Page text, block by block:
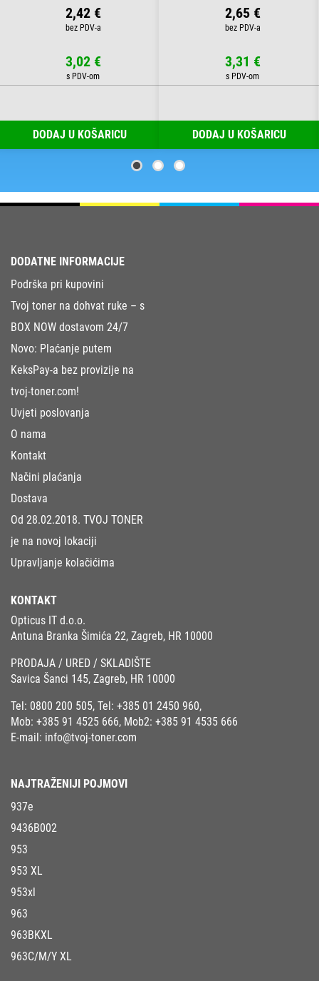
2,42 €
3,02 €
DODAJ U KOŠARICU
2,65 €
3,31 €
DODAJ U KOŠARICU
DODATNE INFORMACIJE
Podrška pri kupovini
Tvoj toner na dohvat ruke – s
BOX NOW dostavom 24/7
Novo: Plaćanje putem
KeksPay-a bez provizije na
tvoj-toner.com!
Uvjeti poslovanja
O nama
Kontakt
Načini plaćanja
Dostava
Od 28.02.2018. TVOJ TONER
je na novoj lokaciji
Upravljanje kolačićima
KONTAKT
Opticus IT d.o.o.
Antuna Branka Šimića 22, Zagreb, HR 10000
PRODAJA / URED / SKLADIŠTE
Savica Šanci 145, Zagreb, HR 10000
Tel: 0800 200 505, Tel: +385 01 2450 960,
Mob: +385 91 4525 666, Mob2: +385 91 4535 666
E-mail: info@tvoj-toner.com
NAJTRAŽENIJI POJMOVI
937e
9436B002
953
953 XL
953xl
963
963BKXL
963C/M/Y XL